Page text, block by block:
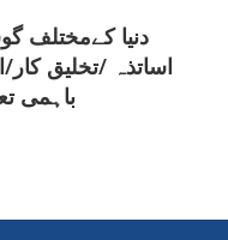
دنیا کےمختلف
اساتذہ /تخلیق
باہمی